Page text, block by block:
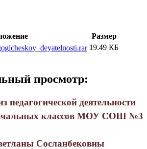
Размер
19.49 КБ
просмотр:
педагогической деятельности
классов МОУ СОШ №3
Сосланбековны